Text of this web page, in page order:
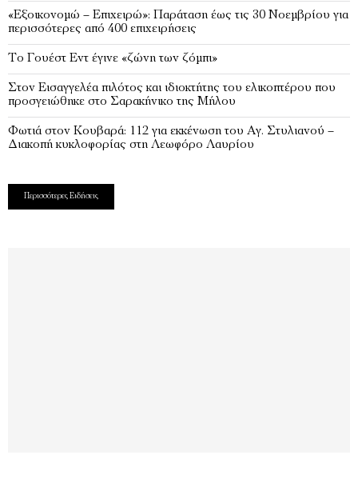
«Εξοικονομώ – Επιχειρώ»: Παράταση έως τις 30 Νοεμβρίου για
περισσότερες από 400 επιχειρήσεις
Το Γουέστ Εντ έγινε «ζώνη των ζόμπι»
Στον Εισαγγελέα πιλότος και ιδιοκτήτης του ελικοπτέρου που
προσγειώθηκε στο Σαρακήνικο της Μήλου
Φωτιά στον Κουβαρά: 112 για εκκένωση του Αγ. Στυλιανού –
Διακοπή κυκλοφορίας στη Λεωφόρο Λαυρίου
Περισσότερες Ειδήσεις